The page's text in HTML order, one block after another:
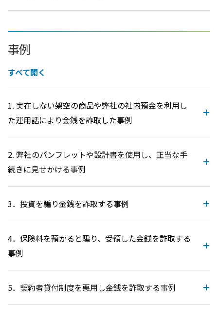
事例
すべて開く
1. 実在しない架空の商品や弊社の社内預金を利用し
た運用話により金銭を詐取した事例
2. 弊社のパンフレットや設計書を使用し、正当な手
続きに見せかける事例
3．投資を騙り金銭を詐取する事例
4．保険料を預かると騙り、受領した金銭を詐取する
事例
5．契約者貸付制度を悪用し金銭を詐取する事例